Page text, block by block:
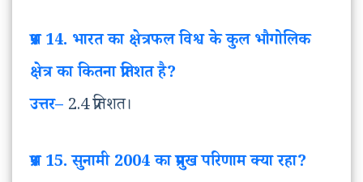
प्रश्न14. भारतका क्षेत्रफलविश्वकेकुल भौगोलिक
क्षेत्रकाकितनाप्रतिशतहै?
उत्तर– 2.4 प्रतिशत।
प्रश्न15. सुनामी 2004 काप्रमुखपरिणामक्यारहा?